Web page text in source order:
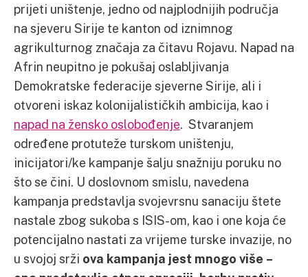
prijeti uništenje, jedno od najplodnijih područja
na sjeveru Sirije te kanton od iznimnog
agrikulturnog značaja za čitavu Rojavu. Napad na
Afrin neupitno je pokušaj oslabljivanja
Demokratske federacije sjeverne Sirije, ali i
otvoreni iskaz kolonijalističkih ambicija, kao i
napad na žensko oslobođenje. Stvaranjem
određene protuteže turskom uništenju,
inicijatori/ke kampanje šalju snažniju poruku no
što se čini. U doslovnom smislu, navedena
kampanja predstavlja svojevrsnu sanaciju štete
nastale zbog sukoba s ISIS-om, kao i one koja će
potencijalno nastati za vrijeme turske invazije, no
u svojoj srži ova kampanja jest mnogo više –